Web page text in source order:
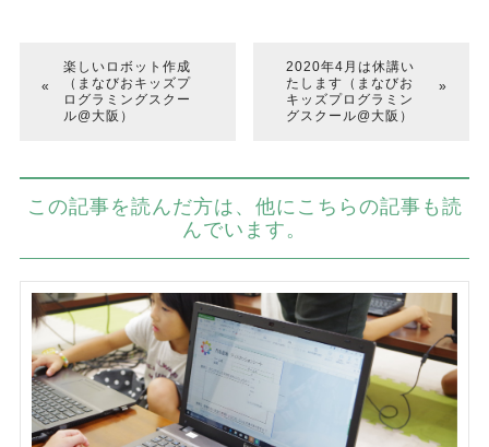
楽しいロボット作成
（まなびおキッズプ
ログラミングスクー
ル@大阪）
2020年4月は休講い
たします（まなびお
キッズプログラミン
グスクール@大阪）
この記事を読んだ方は、他にこちらの記事も読
んでいます。